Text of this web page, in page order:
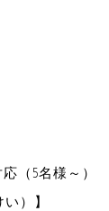
（5名様～）
）】